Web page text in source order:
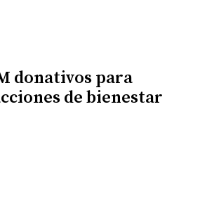
donativos para
de bienestar